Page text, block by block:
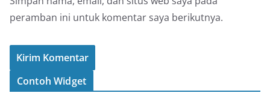
peramban ini untuk komentar saya berikutnya.
Contoh Widget